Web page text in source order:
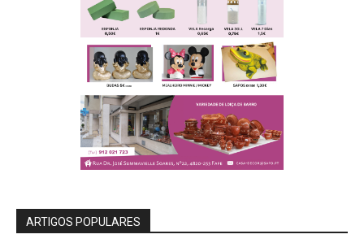
ARTIGOS POPULARES